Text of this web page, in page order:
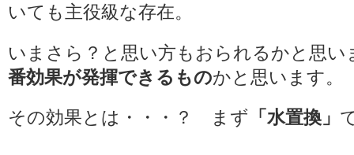
いても主役級な存在。
いまさら？と思い方もおられるかと思い
番効果が発揮できるものかと思います。
その効果とは・・・？ まず 「水置換」